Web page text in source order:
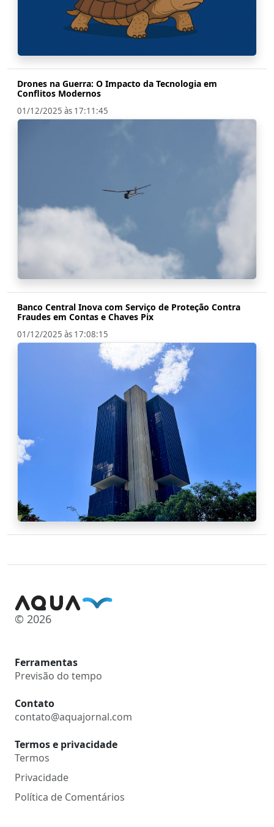
Drones na Guerra: O Impacto da Tecnologia em
Conflitos Modernos
01/12/2025 às 17:11:45
Banco Central Inova com Serviço de Proteção Contra
Fraudes em Contas e Chaves Pix
01/12/2025 às 17:08:15
© 2026
Ferramentas
Previsão do tempo
Contato
contato@aquajornal.com
Termos e privacidade
Termos
Privacidade
Política de Comentários